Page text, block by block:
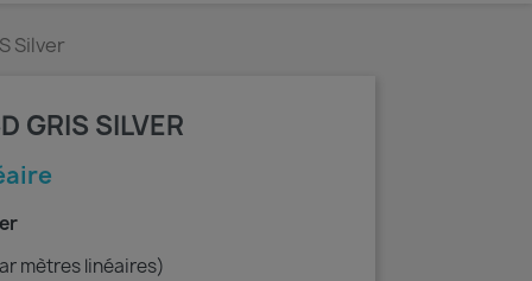
Silver
GRIS SILVER
mètres linéaires)